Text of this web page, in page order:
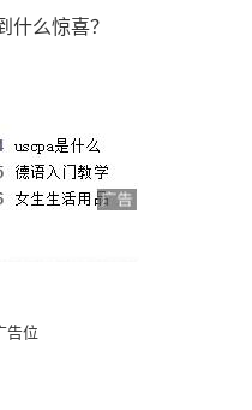
什么惊喜？
告位